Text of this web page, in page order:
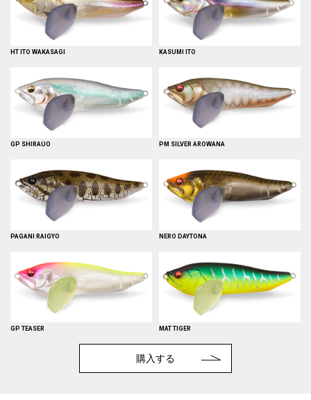
HT ITO WAKASAGI KASUMI ITO
GP SHIRAUO PM SILVER AROWANA
PAGANI RAIGYO NERO DAYTONA
GP TEASER MAT TIGER
購入する